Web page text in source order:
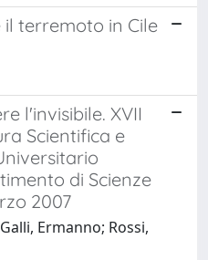
terremoto in Cile
l'invisibile. XVII
Scientifica e
di Scienze
2007
Ermanno; Rossi,